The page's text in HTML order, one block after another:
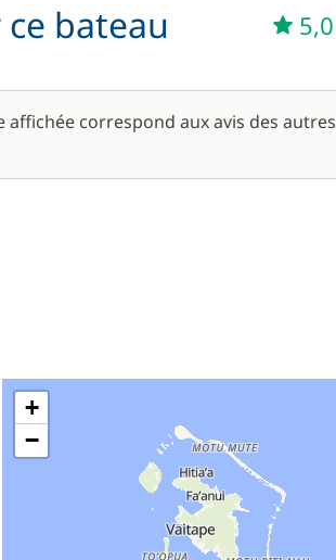
Inclus
bateau 5,0
affichée correspond aux avis des autres
+
−